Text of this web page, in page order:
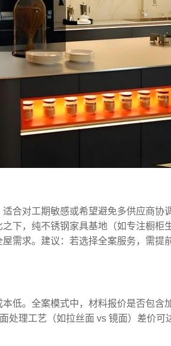
合对工期敏感或希望避免多供应商协
下，纯不锈钢家具基地（如专注橱柜
需求。建议：若选择全案服务，需提
低。全案模式中，材料报价是否包含
处理工艺（如拉丝面 vs 镜面）差价可